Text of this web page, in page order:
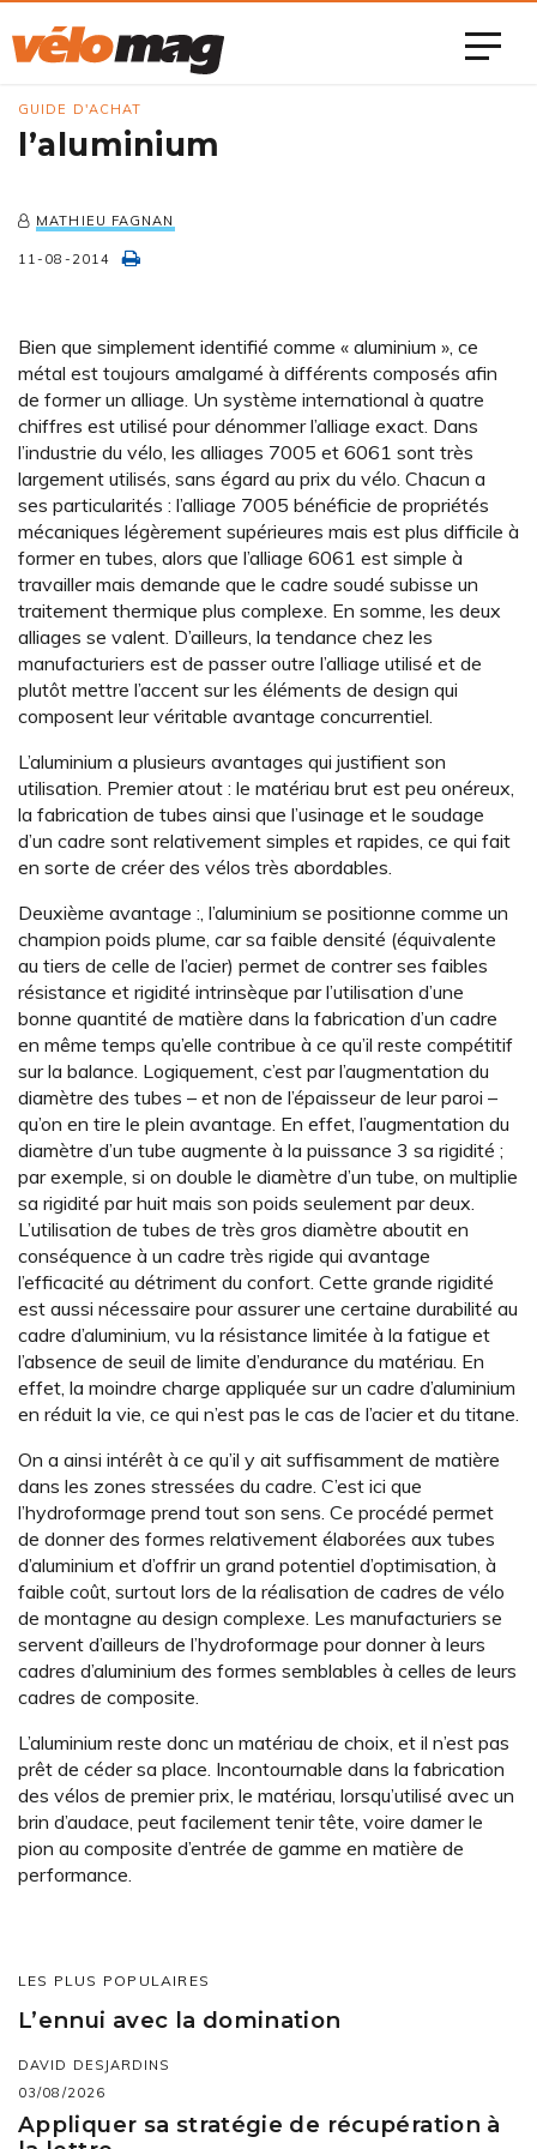
GUIDE D'ACHAT
l’aluminium
MATHIEU FAGNAN
11-08-2014
Bien que simplement identifié comme « aluminium », ce
métal est toujours amalgamé à différents composés afin
de former un alliage. Un système international à quatre
chiffres est utilisé pour dénommer l’alliage exact. Dans
l’industrie du vélo, les alliages 7005 et 6061 sont très
largement utilisés, sans égard au prix du vélo. Chacun a
ses particularités : l’alliage 7005 bénéficie de propriétés
mécaniques légèrement supérieures mais est plus difficile à
former en tubes, alors que l’alliage 6061 est simple à
travailler mais demande que le cadre soudé subisse un
traitement thermique plus complexe. En somme, les deux
alliages se valent. D’ailleurs, la tendance chez les
manufacturiers est de passer outre l’alliage utilisé et de
plutôt mettre l’accent sur les éléments de design qui
composent leur véritable avantage concurrentiel.
L’aluminium a plusieurs avantages qui justifient son
utilisation. Premier atout : le matériau brut est peu onéreux,
la fabrication de tubes ainsi que l’usinage et le soudage
d’un cadre sont relativement simples et rapides, ce qui fait
en sorte de créer des vélos très abordables.
Deuxième avantage :, l’aluminium se positionne comme un
champion poids plume, car sa faible densité (équivalente
au tiers de celle de l’acier) permet de contrer ses faibles
résistance et rigidité intrinsèque par l’utilisation d’une
bonne quantité de matière dans la fabrication d’un cadre
en même temps qu’elle contribue à ce qu’il reste compétitif
sur la balance. Logiquement, c’est par l’augmentation du
diamètre des tubes – et non de l’épaisseur de leur paroi –
qu’on en tire le plein avantage. En effet, l’augmentation du
diamètre d’un tube augmente à la puissance 3 sa rigidité ;
par exemple, si on double le diamètre d’un tube, on multiplie
sa rigidité par huit mais son poids seulement par deux.
L’utilisation de tubes de très gros diamètre aboutit en
conséquence à un cadre très rigide qui avantage
l’efficacité au détriment du confort. Cette grande rigidité
est aussi nécessaire pour assurer une certaine durabilité au
cadre d’aluminium, vu la résistance limitée à la fatigue et
l’absence de seuil de limite d’endurance du matériau. En
effet, la moindre charge appliquée sur un cadre d’aluminium
en réduit la vie, ce qui n’est pas le cas de l’acier et du titane.
On a ainsi intérêt à ce qu’il y ait suffisamment de matière
dans les zones stressées du cadre. C’est ici que
l’hydroformage prend tout son sens. Ce procédé permet
de donner des formes relativement élaborées aux tubes
d’aluminium et d’offrir un grand potentiel d’optimisation, à
faible coût, surtout lors de la réalisation de cadres de vélo
de montagne au design complexe. Les manufacturiers se
servent d’ailleurs de l’hydroformage pour donner à leurs
cadres d’aluminium des formes semblables à celles de leurs
cadres de composite.
L’aluminium reste donc un matériau de choix, et il n’est pas
prêt de céder sa place. Incontournable dans la fabrication
des vélos de premier prix, le matériau, lorsqu’utilisé avec un
brin d’audace, peut facilement tenir tête, voire damer le
pion au composite d’entrée de gamme en matière de
performance.
LES PLUS POPULAIRES
L’ennui avec la domination
DAVID DESJARDINS
03/08/2026
Appliquer sa stratégie de récupération à